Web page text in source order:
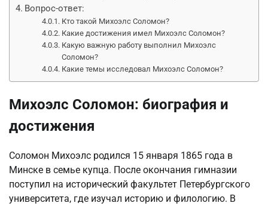
Вопрос-ответ:
Кто такой Михоэлс Соломон?
Какие достижения имел Михоэлс Соломон?
Какую важную работу выполнил Михоэлс
Соломон?
Какие темы исследовал Михоэлс Соломон?
Михоэлс Соломон: биография и
достижения
Соломон Михоэлс родился 15 января 1865 года в
Минске в семье купца. После окончания гимназии
поступил на исторический факультет Петербургского
университета, где изучал историю и филологию. В